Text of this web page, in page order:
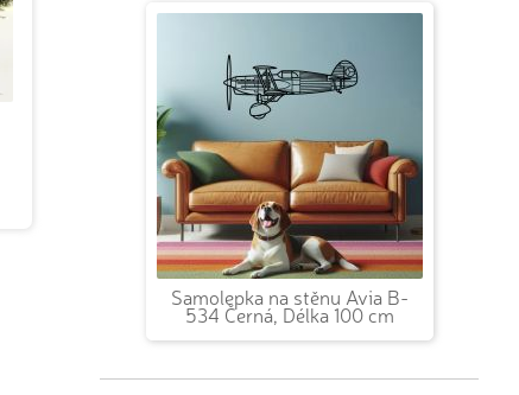
Samolepka na stěnu Avia B-
534 Černá, Délka 100 cm